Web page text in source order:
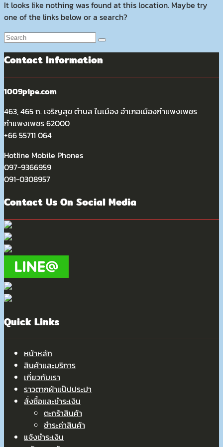
It looks like nothing was found at this location. Maybe try
one of the links below or a search?
Contact Information
1009pipe.com
463, 465 ถ. เจริญสุข ตำบล ในเมือง อำเภอเมืองกำแพงเพชร
กำแพงเพชร 62000
+66 55711 064
Hotline Mobile Phones
097-9366959
091-0308957
Contact Us On Social Media
Quick Links
หน้าหลัก
สินค้าและบริการ
เกี่ยวกับเรา
ราวตากผ้าแป๊ปประปา
สั่งซื้อและชำระเงิน
ตะกร้าสินค้า
ชำระค่าสินค้า
แจ้งชำระเงิน